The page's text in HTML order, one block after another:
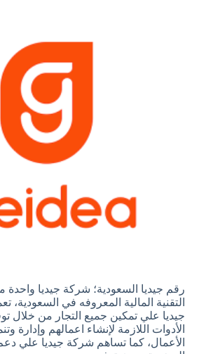
رقم جيديا السعودية؛ شركة جيديا واحدة
التقنية المالية المعروفه في السعودية،
جيديا علي تمكين جميع التجار من خلال
الأدوات اللازمة لإنشاء اعمالهم وإدارة
الأعمال، كما تساهم شركة جيديا علي